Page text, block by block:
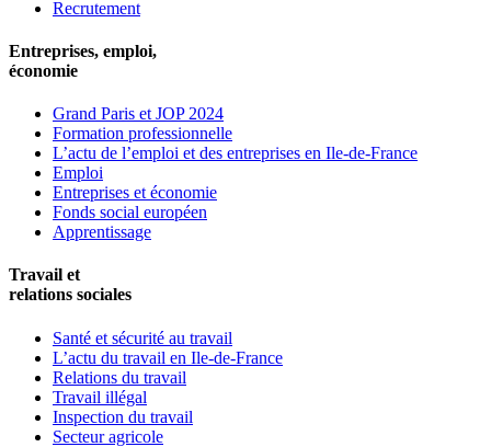
Recrutement
Entreprises, emploi,
économie
Grand Paris et JOP 2024
Formation professionnelle
L’actu de l’emploi et des entreprises en Ile-de-France
Emploi
Entreprises et économie
Fonds social européen
Apprentissage
Travail et
relations sociales
Santé et sécurité au travail
L’actu du travail en Ile-de-France
Relations du travail
Travail illégal
Inspection du travail
Secteur agricole